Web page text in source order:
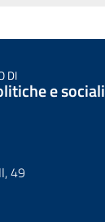
DI
e sociali
49